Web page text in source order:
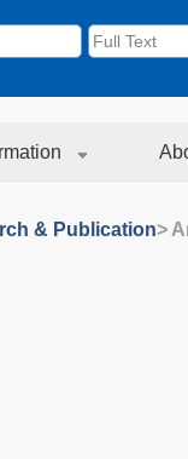
& Publication>